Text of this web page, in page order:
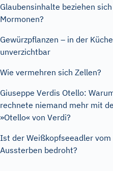
Glaubensinhalte beziehen
Mormonen?
Gewürzpflanzen – in der Küche
unverzichtbar
Wie vermehren sich Zellen?
Giuseppe Verdis Otello:
rechnete niemand mehr mit
»Otello« von Verdi?
Ist der Weißkopfseeadler vom
Aussterben bedroht?